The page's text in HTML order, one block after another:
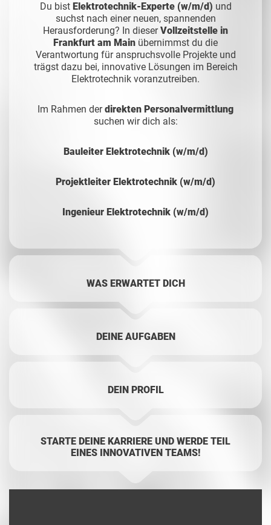
Du bist Elektrotechnik-Experte (w/m/d) und
suchst nach einer neuen, spannenden
Herausforderung? In dieserVollzeitstelle in
Frankfurt am Main übernimmst du die
Verantwortung für anspruchsvolle Projekte und
trägst dazu bei, innovative Lösungen im Bereich
Elektrotechnik voranzutreiben.
Im Rahmen derdirekten Personalvermittlung
suchen wir dich als:
Bauleiter Elektrotechnik (w/m/d)
Projektleiter Elektrotechnik (w/m/d)
Ingenieur Elektrotechnik (w/m/d)
WAS ERWARTET DICH
DEINE AUFGABEN
DEIN PROFIL
STARTE DEINE KARRIERE UND WERDE TEIL
EINES INNOVATIVEN TEAMS!